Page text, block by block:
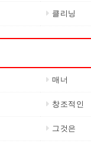
클리닝
매너
창조적인
그것은